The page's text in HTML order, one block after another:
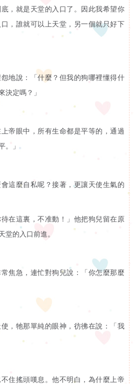
，就是天堂的入口了。因此我希望你
，誰就可以上天堂，另一個就只好下
地說：「什麼？但我的狗哪裡懂得什
決定嗎？」
帝眼中，所有生命都是平等的，通過
。」
這麼自私呢？接著，更讓天使生氣的
在這裏，不准動！」他把狗兒留在原
堂的入口前進。
焦急，連忙對狗兒說：「你怎麼那麼
，牠那單純的眼神，彷彿在說：「我
住搖頭嘆息。他不明白，為什麼上帝